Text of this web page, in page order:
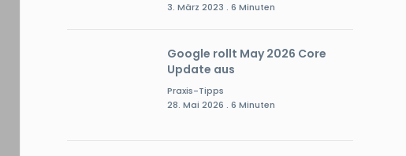
3. März 2023 . 6 Minuten
Google rollt May 2026 Core
Update aus
Praxis-Tipps
28. Mai 2026 . 6 Minuten